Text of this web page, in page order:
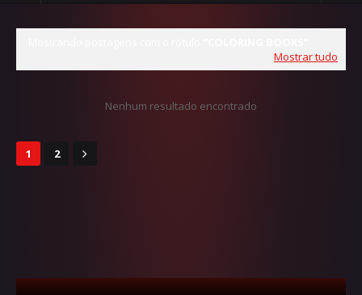
Mostrar tudo
Nenhum resultado encontrado
1 2